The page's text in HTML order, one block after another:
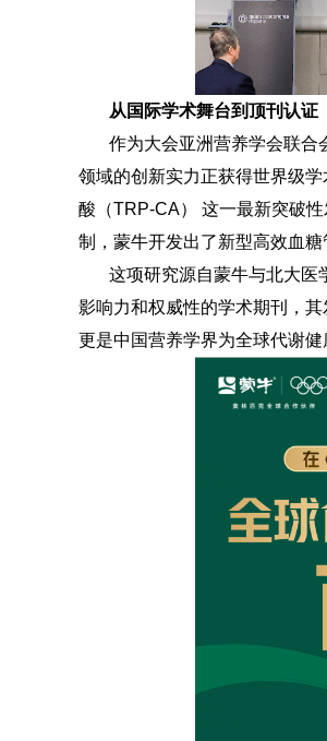
从国际学术舞台到顶刊认证
作为大会亚洲营养学会联合
领域的创新实力正获得世界级
酸（TRP-CA） 这一最新突破
制，蒙牛开发出了新型高效血
这项研究源自蒙牛与北大医
影响力和权威性的学术期刊，
更是中国营养学界为全球代谢健